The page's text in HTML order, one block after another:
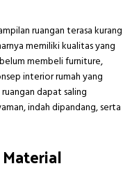
ruangan terasa kurang
memiliki kualitas yang
membeli furniture,
interior rumah yang
dapat saling
indah dipandang, serta